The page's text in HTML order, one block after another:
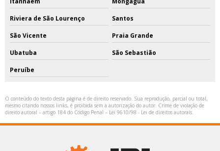
Riviera de São Lourenço Santos
São Vicente Praia Grande
Ubatuba São Sebastião
Peruíbe
O conteúdo do texto desta página é de direito reservado. Sua reprodução, parcial ou total,
mesmo citando nossos links, é proibida sem a autorização do autor. Crime de violação de
direito autoral – artigo 184 do Código Penal – Lei 9610/98 - Lei de direitos autorais.